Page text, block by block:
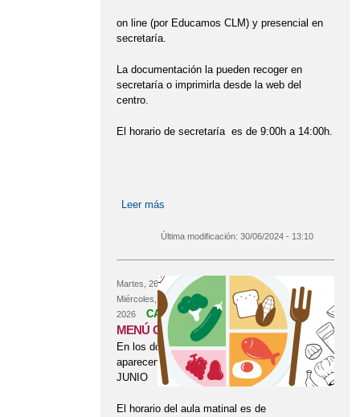
YOGA EN 3 AÑOS INFANTIL
ACTIVIDADES CURSO 2023-24
ADMISIÓN CURSO 2026-2027
ADMISIÓN CURSO 2026-2027
ADVENTRIX 3º Y 4º DE PRIMARIA
BANCO DE LIBROS
BURPEE CHALLENGE CARNAVAL
on line (por Educamos CLM) y presencial en
secretaría.
La documentación la pueden recoger en
secretaría o imprimirla desde la web del
centro.
El horario de secretaría es de 9:00h a 14:00h.
Leer más
Última modificación: 30/06/2024 - 13:10
Martes, 26 Mayo, 2026
Miércoles, 17 Junio,
2026
CADUCADO
MENÚ COMEDOR ESCOLAR.
En los documentos adjuntos
aparecen los menús del mes de
JUNIO
El horario del aula matinal es de